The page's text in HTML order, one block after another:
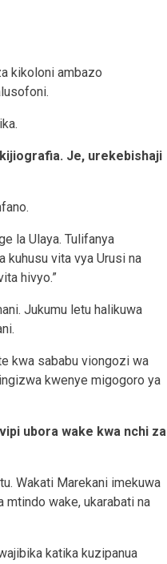
kikoloni ambazo
Je, urekebishaji
la Ulaya. Tulifanya
kuhusu vita vya Urusi na
hivyo.”
Jukumu letu halikuwa
kwa sababu viongozi wa
kwenye migogoro ya
ubora wake kwa nchi za
Wakati Marekani imekuwa
mtindo wake, ukarabati na
katika kuzipanua